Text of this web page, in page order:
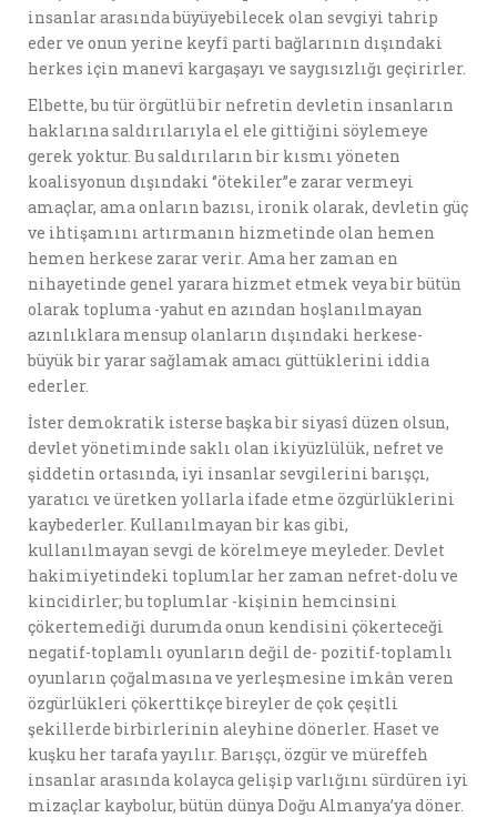
insanlar arasında büyüyebilecek olan sevgiyi tahrip
eder ve onun yerine keyfî parti bağlarının dışındaki
herkes için manevî kargaşayı ve saygısızlığı geçirirler.
Elbette, bu tür örgütlü bir nefretin devletin insanların
haklarına saldırılarıyla el ele gittiğini söylemeye
gerek yoktur. Bu saldırıların bir kısmı yöneten
koalisyonun dışındaki ‘’ötekiler’’e zarar vermeyi
amaçlar, ama onların bazısı, ironik olarak, devletin güç
ve ihtişamını artırmanın hizmetinde olan hemen
hemen herkese zarar verir. Ama her zaman en
nihayetinde genel yarara hizmet etmek veya bir bütün
olarak topluma -yahut en azından hoşlanılmayan
azınlıklara mensup olanların dışındaki herkese-
büyük bir yarar sağlamak amacı güttüklerini iddia
ederler.
İster demokratik isterse başka bir siyasî düzen olsun,
devlet yönetiminde saklı olan ikiyüzlülük, nefret ve
şiddetin ortasında, iyi insanlar sevgilerini barışçı,
yaratıcı ve üretken yollarla ifade etme özgürlüklerini
kaybederler. Kullanılmayan bir kas gibi,
kullanılmayan sevgi de körelmeye meyleder. Devlet
hakimiyetindeki toplumlar her zaman nefret-dolu ve
kincidirler; bu toplumlar -kişinin hemcinsini
çökertemediği durumda onun kendisini çökerteceği
negatif-toplamlı oyunların değil de- pozitif-toplamlı
oyunların çoğalmasına ve yerleşmesine imkân veren
özgürlükleri çökerttikçe bireyler de çok çeşitli
şekillerde birbirlerinin aleyhine dönerler. Haset ve
kuşku her tarafa yayılır. Barışçı, özgür ve müreffeh
insanlar arasında kolayca gelişip varlığını sürdüren iyi
mizaçlar kaybolur, bütün dünya Doğu Almanya’ya döner.